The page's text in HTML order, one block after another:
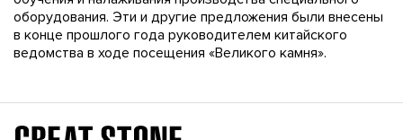
оборудования. Эти и другие предложения были внесены
в конце прошлого года руководителем китайского
ведомства в ходе посещения «Великого камня».